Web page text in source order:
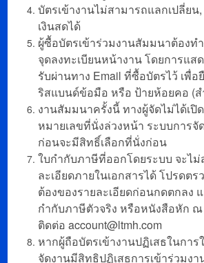
บัตรเข้างานไม่สามารถแลกเปลี่ย
เงินสดได้
ผู้ซื้อบัตรเข้าร่วมงานสัมมนาต้องท
จุดลงทะเบียนหน้างาน โดยการแส
รับผ่านทาง Email ที่ซื้อบัตรไว้ เพื่
ริสแบนด์ข้อมือ หรือ ป้ายห้อยคอ (ส
งานสัมมนาครั้งนี้ ทางผู้จัดไม่ได้เปิ
หมายเลขที่นั่งล่วงหน้า ระบบการจั
ก่อนจะมีสิทธิ์เลือกที่นั่งก่อน
ใบกำกับภาษีที่ออกโดยระบบ จะไ
ละเอียดภายในเอกสารได้ โปรดต
ต้องของรายละเอียดก่อนกดตกลง
กำกับภาษีตัวจริง หรือหนังสือหัก
ติดต่อ account@ltmh.com
หากผู้ถือบัตรเข้างานปฏิเสธในกา
จัดงานมีสิทธิปฏิเสธการเข้าร่วมงา